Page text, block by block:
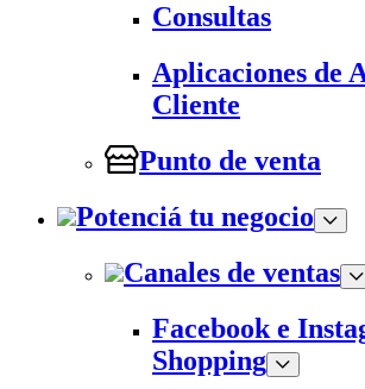
Consultas
Aplicaciones de
Cliente
Punto de venta
Potenciá tu negocio
Canales de ventas
Facebook e
Shopping